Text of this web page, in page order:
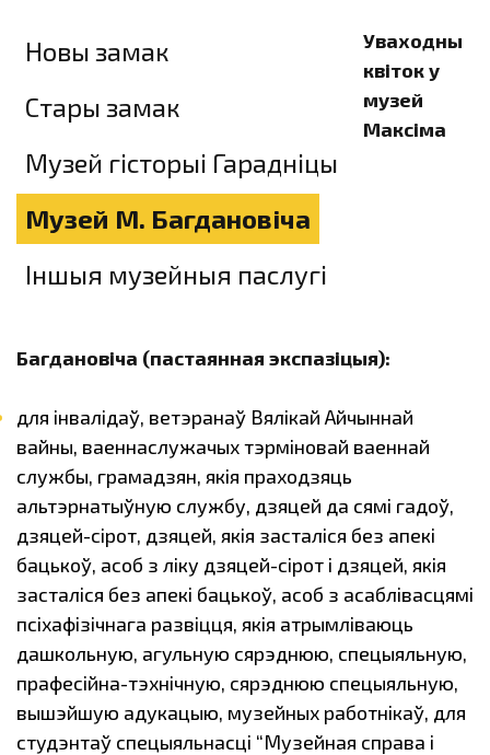
Новы замак
Стары замак
Музей гісторыі Гарадніцы
Музей М. Багдановіча
Іншыя музейныя паслугі
Уваходны
квіток у
музей
Максіма
Багдановіча (пастаянная экспазіцыя):
для інвалідаў, ветэранаў Вялікай Айчыннай
вайны, ваеннаслужачых тэрміновай ваеннай
службы, грамадзян, якія праходзяць
альтэрнатыўную службу, дзяцей да сямі гадоў,
дзяцей-сірот, дзяцей, якія засталіся без апекі
бацькоў, асоб з ліку дзяцей-сірот і дзяцей, якія
засталіся без апекі бацькоў, асоб з асаблівасцямі
псіхафізічнага развіцця, якія атрымліваюць
дашкольную, агульную сярэднюю, спецыяльную,
прафесійна-тэхнічную, сярэднюю спецыяльную,
вышэйшую адукацыю, музейных работнікаў, для
студэнтаў спецыяльнасці “Музейная справа і